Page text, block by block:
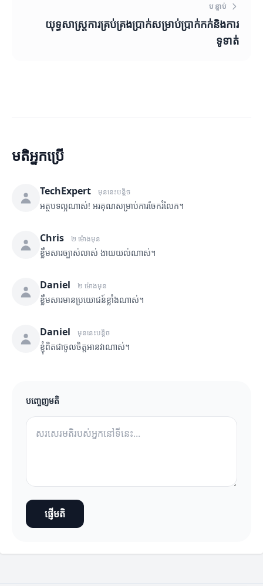
បន្ទាប់
យុទ្ធសាស្ត្រការគ្រប់គ្រងប្រាក់សម្រាប់ប្រាក់កក់និងការ
ទូទាត់
មតិអ្នកប្រើ
TechExpert មុននេះបន្តិច
អត្ថបទល្អណាស់! អរគុណសម្រាប់ការចែករំលែក។
Chris ២ ម៉ោងមុន
ខ្លឹមសារច្បាស់លាស់ ងាយយល់ណាស់។
Daniel ២ ម៉ោងមុន
ខ្លឹមសារមានប្រយោជន៍ខ្លាំងណាស់។
Daniel មុននេះបន្តិច
ខ្ញុំពិតជាចូលចិត្តអានវាណាស់។
បញ្ចេញមតិ
ផ្ញើមតិ